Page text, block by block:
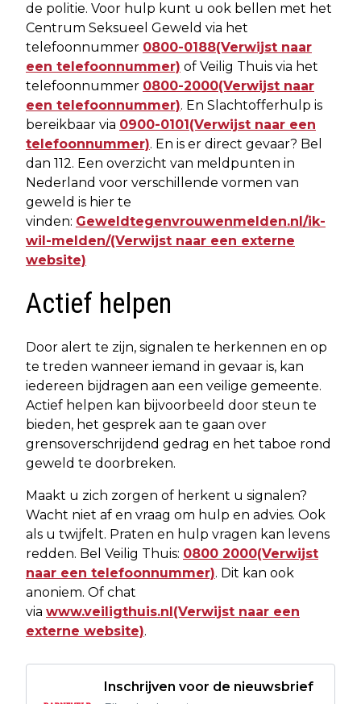
de politie. Voor hulp kunt u ook bellen met het
Centrum Seksueel Geweld via het
telefoonnummer 0800-0188(Verwijst naar
een telefoonnummer) of Veilig Thuis via het
telefoonnummer 0800-2000(Verwijst naar
een telefoonnummer). En Slachtofferhulp is
bereikbaar via 0900-0101(Verwijst naar een
telefoonnummer). En is er direct gevaar? Bel
dan 112. Een overzicht van meldpunten in
Nederland voor verschillende vormen van
geweld is hier te
vinden: Geweldtegenvrouwenmelden.nl/ik-
wil-melden/(Verwijst naar een externe
website)
Actief helpen
Door alert te zijn, signalen te herkennen en op
te treden wanneer iemand in gevaar is, kan
iedereen bijdragen aan een veilige gemeente.
Actief helpen kan bijvoorbeeld door steun te
bieden, het gesprek aan te gaan over
grensoverschrijdend gedrag en het taboe rond
geweld te doorbreken.
Maakt u zich zorgen of herkent u signalen?
Wacht niet af en vraag om hulp en advies. Ook
als u twijfelt. Praten en hulp vragen kan levens
redden. Bel Veilig Thuis: 0800 2000(Verwijst
naar een telefoonnummer). Dit kan ook
anoniem. Of chat
via www.veiligthuis.nl(Verwijst naar een
externe website).
Inschrijven voor de nieuwsbrief